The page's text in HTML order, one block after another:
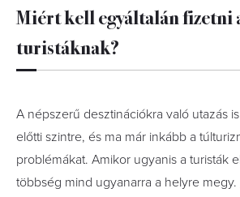
Miért kell egyáltalán fizetni
turistáknak?
A népszerű desztinációkra való utazás
előtti szintre, és ma már inkább a
problémákat. Amikor ugyanis a turisták
többség mind ugyanarra a helyre megy.